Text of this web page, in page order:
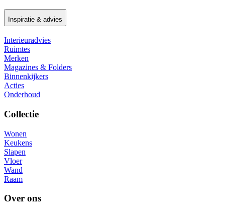
Inspiratie & advies
Interieuradvies
Ruimtes
Merken
Magazines & Folders
Binnenkijkers
Acties
Onderhoud
Collectie
Wonen
Keukens
Slapen
Vloer
Wand
Raam
Over ons